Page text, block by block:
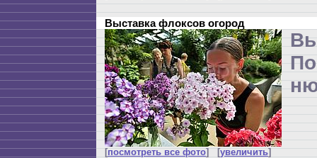
Выставка флоксов огород
[посмотреть все фото] [увеличить]